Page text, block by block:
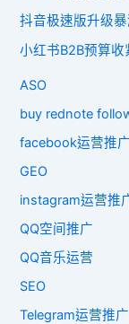
抖音极速版升级
小红书B2B预算
ASO
buy rednote
facebook运营推广
GEO
instagram运营推
QQ空间推广
QQ音乐运营
SEO
Telegram运营推广